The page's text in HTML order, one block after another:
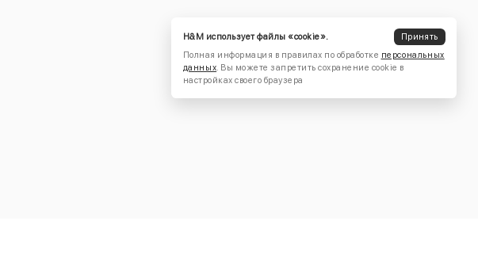
H&M использует файлы «cookie».
Принять
Полная информация в правилах по обработке персональных
данных. Вы можете запретить сохранение cookie в
настройках своего браузера